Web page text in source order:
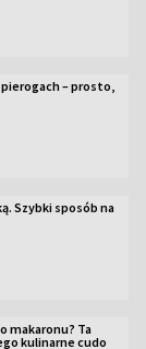
– prosto,
Szybki sposób na
makaronu? Ta
kulinarne cudo